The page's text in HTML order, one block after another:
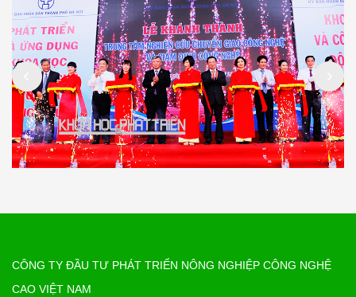
CÔNG TY ĐẦU TƯ PHÁT TRIỂN NÔNG NGHIỆP CÔNG NGHỆ
CAO VIỆT NAM